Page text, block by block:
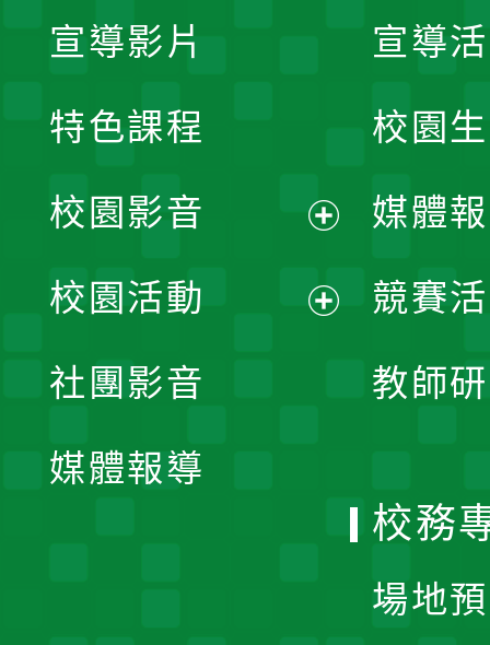
宣導
校園
媒體
競賽
教師
宣導影片
特色課程
校園影音
開
校園活動
社團影音
媒體報導
校務
場地